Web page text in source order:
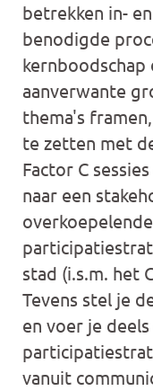
betrekken in-
benodigde
aanverwante
thema's
te zetten met
Factor C
naar een
stad (i.s.m. het
Tevens stel je
en voer je
vanuit